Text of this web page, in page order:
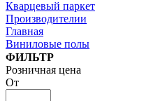
Кварцевый паркет
Производителии
Главная
Виниловые полы
Подбор параметров
ФИЛЬТР
Розничная цена
От